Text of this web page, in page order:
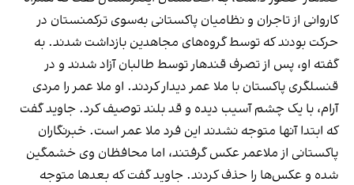
کاروانی از تاجران و نظامیان پاکستانی به‌سوی ترکمنستان در
حرکت بودند که توسط گروه‌های مجاهدین بازداشت شدند. به
گفته او، پس از تصرف قندهار توسط طالبان آزاد شدند و در
قنسلگری پاکستان با ملا عمر دیدار کردند. او ملا عمر را مردی
آرام، با یک چشم آسیب دیده و قد بلند توصیف کرد. جاوید گفت
که ابتدا آنها‌ متوجه نشدند این فرد ملا عمر است. خبرنگاران
پاکستانی از ملاعمر عکس گرفتند، اما محافظان وی خشمگین
شده و عکس‌ها را حذف کردند. جاوید گفت که بعدها متوجه